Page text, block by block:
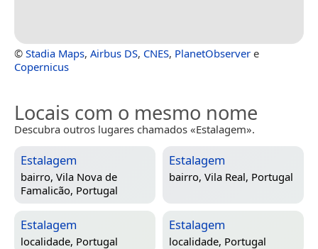
© Stadia Maps, Airbus DS, CNES, PlanetObserver e
Copernicus
Locais com o mesmo nome
Descubra outros lugares chamados «Estalagem».
Estalagem
bairro, Vila Nova de
Famalicão, Portugal
Estalagem
bairro, Vila Real, Portugal
Estalagem
localidade, Portugal
Estalagem
localidade, Portugal